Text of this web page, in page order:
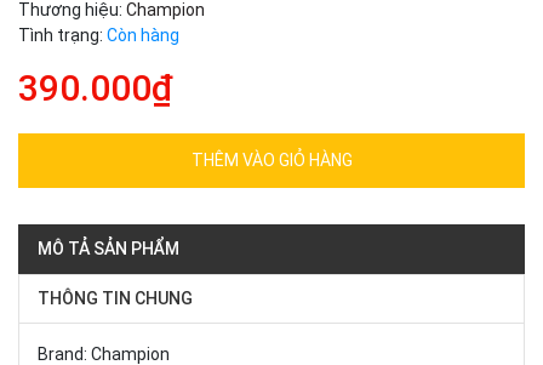
Thương hiệu: Champion
Tình trạng: Còn hàng
390.000₫
THÊM VÀO GIỎ HÀNG
MÔ TẢ SẢN PHẨM
THÔNG TIN CHUNG
Brand: Champion